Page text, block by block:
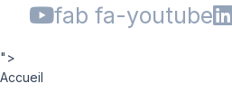
fab fa-youtube
">
Accueil